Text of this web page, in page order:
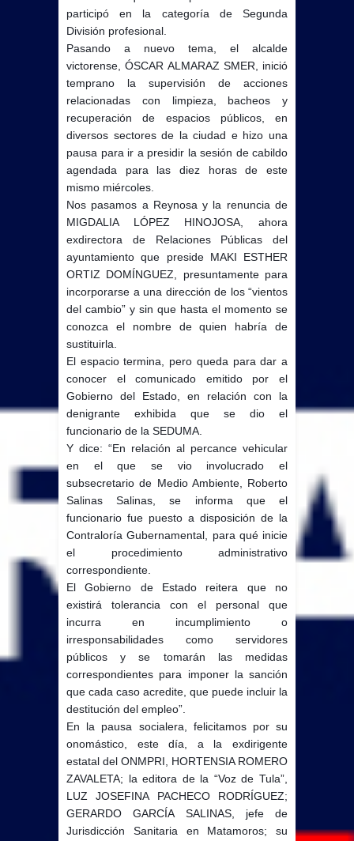
participó en la categoría de Segunda
División profesional.
Pasando a nuevo tema, el alcalde
victorense, ÓSCAR ALMARAZ SMER, inició
temprano la supervisión de acciones
relacionadas con limpieza, bacheos y
recuperación de espacios públicos, en
diversos sectores de la ciudad e hizo una
pausa para ir a presidir la sesión de cabildo
agendada para las diez horas de este
mismo miércoles.
Nos pasamos a Reynosa y la renuncia de
MIGDALIA LÓPEZ HINOJOSA, ahora
exdirectora de Relaciones Públicas del
ayuntamiento que preside MAKI ESTHER
ORTIZ DOMÍNGUEZ, presuntamente para
incorporarse a una dirección de los “vientos
del cambio” y sin que hasta el momento se
conozca el nombre de quien habría de
sustituirla.
El espacio termina, pero queda para dar a
conocer el comunicado emitido por el
Gobierno del Estado, en relación con la
denigrante exhibida que se dio el
funcionario de la SEDUMA.
Y dice: “En relación al percance vehicular
en el que se vio involucrado el
subsecretario de Medio Ambiente, Roberto
Salinas Salinas, se informa que el
funcionario fue puesto a disposición de la
Contraloría Gubernamental, para qué inicie
el procedimiento administrativo
correspondiente.
El Gobierno de Estado reitera que no
existirá tolerancia con el personal que
incurra en incumplimiento o
irresponsabilidades como servidores
públicos y se tomarán las medidas
correspondientes para imponer la sanción
que cada caso acredite, que puede incluir la
destitución del empleo”.
En la pausa socialera, felicitamos por su
onomástico, este día, a la exdirigente
estatal del ONMPRI, HORTENSIA ROMERO
ZAVALETA; la editora de la “Voz de Tula”,
LUZ JOSEFINA PACHECO RODRÍGUEZ;
GERARDO GARCÍA SALINAS, jefe de
Jurisdicción Sanitaria en Matamoros; su